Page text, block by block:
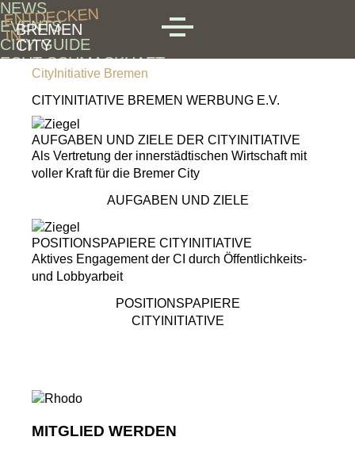
Skip to main content
ENTDECKEN
INBREMEN
CITY
MENU
NEWS
EVENTS
CITY GUIDE
ECHT SCHMACKHAFT
QUARTIERE
SPECIALS
CityInitiative Bremen
CITYINITIATIVE BREMEN WERBUNG E.V.
AUFGABEN UND ZIELE DER CITYINITIATIVE
Als Vertretung der innerstädtischen Wirtschaft mit
voller Kraft für die Bremer City
AUFGABEN UND ZIELE
POSITIONSPAPIERE CITYINITIATIVE
Aktives Engagement der CI durch Öffentlichkeits-
und Lobbyarbeit
POSITIONSPAPIERE
CITYINITIATIVE
MITGLIED WERDEN